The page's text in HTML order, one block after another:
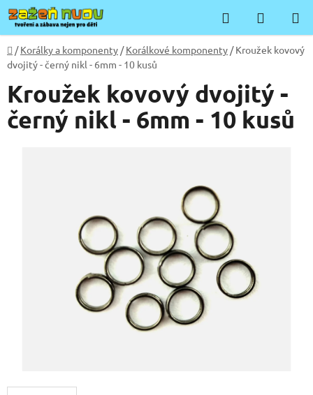
Přejít
na
obsah
Hledat
KOŠÍK
Domů
/ Korálky a komponenty / Korálkové komponenty / Kroužek kovový
dvojitý - černý nikl - 6mm - 10 kusů
Kroužek kovový dvojitý -
černý nikl - 6mm - 10 kusů